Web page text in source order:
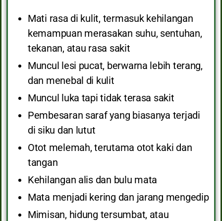
Mati rasa di kulit, termasuk kehilangan
kemampuan merasakan suhu, sentuhan,
tekanan, atau rasa sakit
Muncul lesi pucat, berwarna lebih terang,
dan menebal di kulit
Muncul luka tapi tidak terasa sakit
Pembesaran saraf yang biasanya terjadi
di siku dan lutut
Otot melemah, terutama otot kaki dan
tangan
Kehilangan alis dan bulu mata
Mata menjadi kering dan jarang mengedip
Mimisan, hidung tersumbat, atau